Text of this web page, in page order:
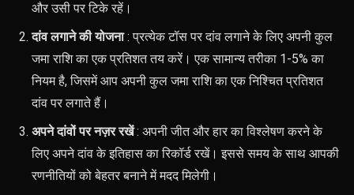
और उसी पर टिके रहें।
दांव लगाने की योजना: प्रत्येक टॉस पर दांव लगाने के लिए अपनी कुल
जमा राशि का एक प्रतिशत तय करें। एक सामान्य तरीका 1-5% का
नियम है, जिसमें आप अपनी कुल जमा राशि का एक निश्चित प्रतिशत
दांव पर लगाते हैं।
अपने दांवों पर नज़र रखें: अपनी जीत और हार का विश्लेषण करने के
लिए अपने दांव के इतिहास का रिकॉर्ड रखें। इससे समय के साथ आपकी
रणनीतियों को बेहतर बनाने में मदद मिलेगी।